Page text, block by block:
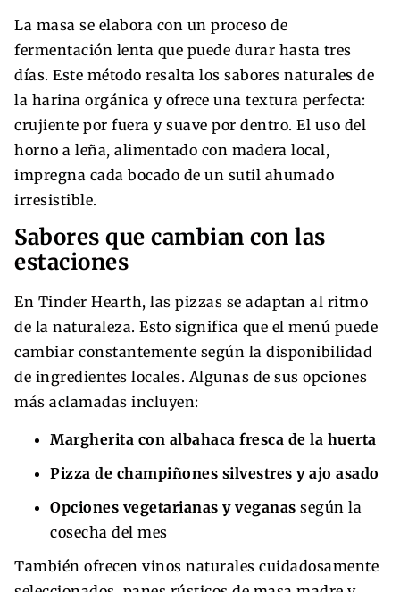
La masa se elabora con un proceso de
fermentación lenta que puede durar hasta tres
días. Este método resalta los sabores naturales de
la harina orgánica y ofrece una textura perfecta:
crujiente por fuera y suave por dentro. El uso del
horno a leña, alimentado con madera local,
impregna cada bocado de un sutil ahumado
irresistible.
Sabores que cambian con las
estaciones
En Tinder Hearth, las pizzas se adaptan al ritmo
de la naturaleza. Esto significa que el menú puede
cambiar constantemente según la disponibilidad
de ingredientes locales. Algunas de sus opciones
más aclamadas incluyen:
Margherita con albahaca fresca de la huerta
Pizza de champiñones silvestres y ajo asado
Opciones vegetarianas y veganas según la
cosecha del mes
También ofrecen vinos naturales cuidadosamente